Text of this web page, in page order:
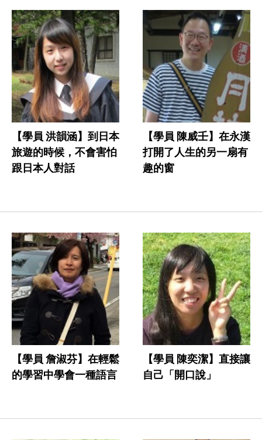
【學員 洪韻涵】到日本
旅遊的時候，不會害怕
跟日本人對話
【學員 陳威壬】在永漢
打開了人生的另一扇有
趣的窗
【學員 詹淑芬】在輕鬆
的學習中學會一種語言
【學員 陳奕潔】直接讓
自己「開口說」